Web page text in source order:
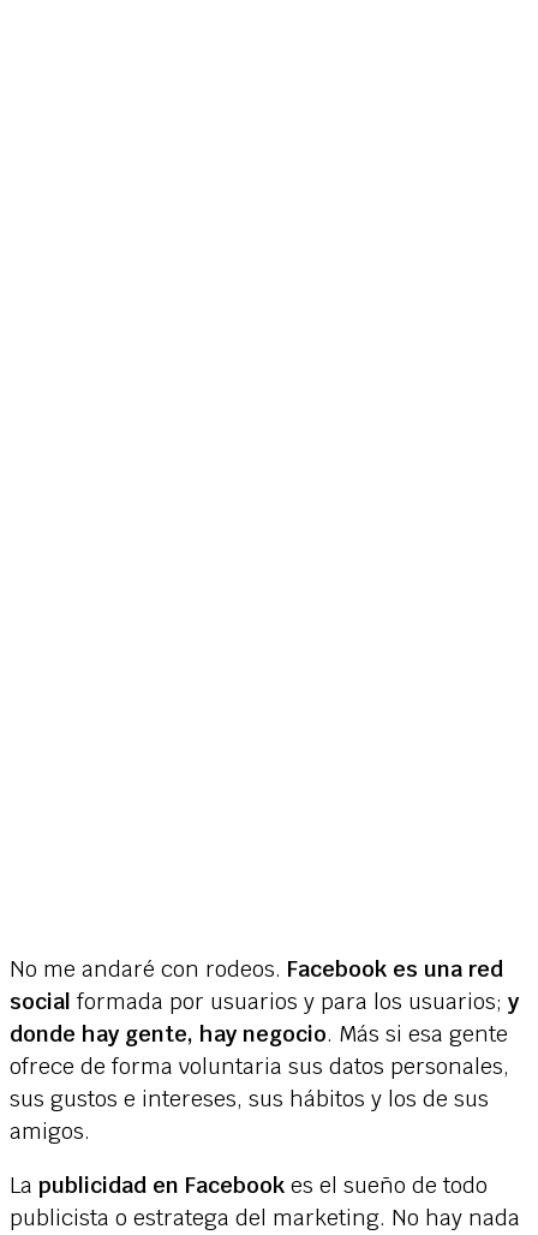
No me andaré con rodeos. Facebook es una red
social formada por usuarios y para los usuarios; y
donde hay gente, hay negocio. Más si esa gente
ofrece de forma voluntaria sus datos personales,
sus gustos e intereses, sus hábitos y los de sus
amigos.
La publicidad en Facebook es el sueño de todo
publicista o estratega del marketing. No hay nada